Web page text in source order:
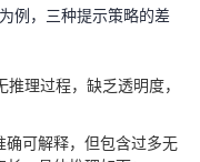
例，三种提示策略的差
推理过程，缺乏透明度，
确可解释，但包含过多无